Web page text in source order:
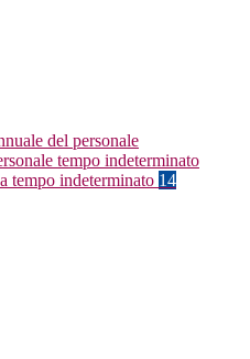
del personale
tempo indeterminato
tempo indeterminato 14